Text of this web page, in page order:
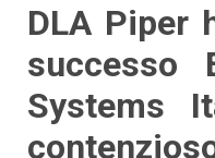
DLA Piper
successo
Systems